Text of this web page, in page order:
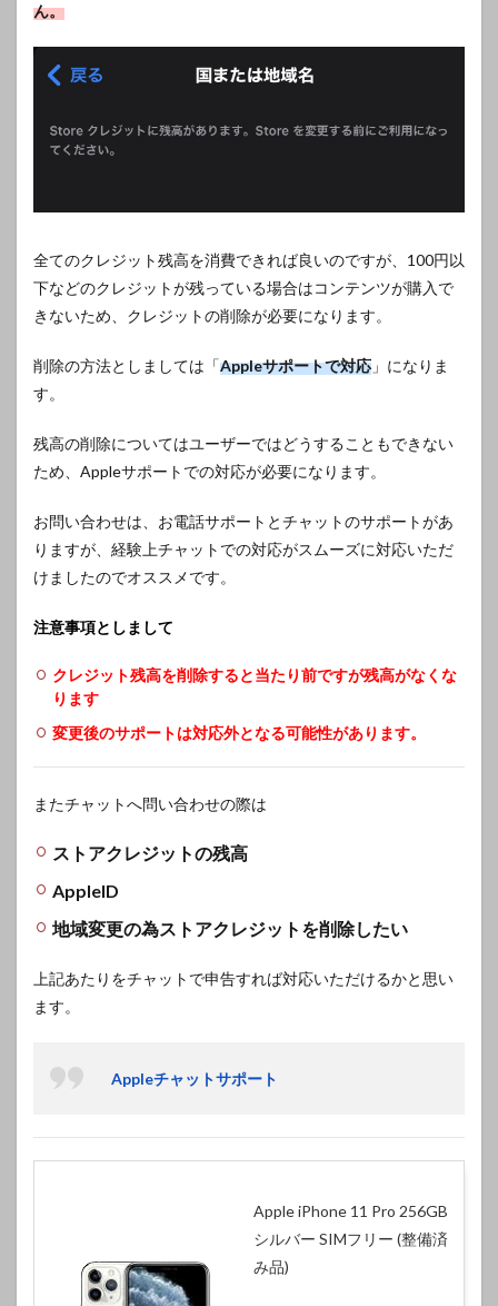
ん。
全てのクレジット残高を消費できれば良いのですが、100円以
下などのクレジットが残っている場合はコンテンツが購入で
きないため、クレジットの削除が必要になります。
削除の方法としましては「Appleサポートで対応 」になりま
す。
残高の削除についてはユーザーではどうすることもできない
ため、Appleサポートでの対応が必要になります。
お問い合わせは、お電話サポートとチャットのサポートがあ
りますが、経験上チャットでの対応がスムーズに対応いただ
けましたのでオススメです。
注意事項としまして
クレジット残高を削除すると当たり前ですが残高がなくな
ります
変更後のサポートは対応外となる可能性があります。
またチャットへ問い合わせの際は
ストアクレジットの残高
AppleID
地域変更の為ストアクレジットを削除したい
上記あたりをチャットで申告すれば対応いただけるかと思い
ます。
Appleチャットサポート
Apple iPhone 11 Pro 256GB
シルバー SIMフリー (整備済
み品)